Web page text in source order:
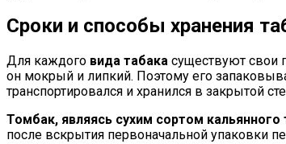
Сроки и способы хранения
Для каждого вида табака существуют свои
он мокрый и липкий. Поэтому его
транспортировался и хранился в закрытой
Томбак, являясь сухим сортом кальянного
после вскрытия первоначальной упаковки